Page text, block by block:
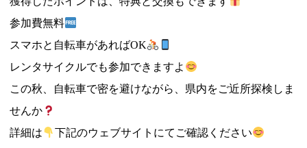
参加費無料
スマホと自転車があればOK
レンタサイクルでも参加できますよ
この秋、自転車で密を避けながら、県内をご近所探検しま
せんか
詳細は
下記のウェブサイトにてご確認ください